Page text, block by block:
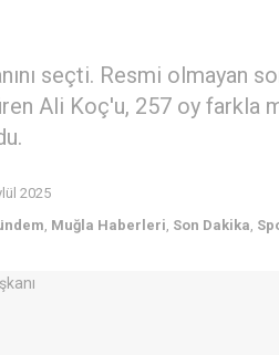
seçti. Resmi olmayan
Ali Koç'u, 257 oy farkla
2025
Muğla Haberleri Son Dakika